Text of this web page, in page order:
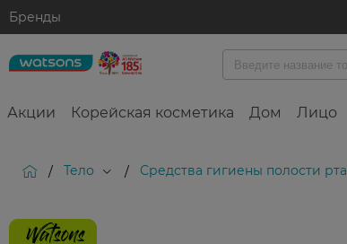
Бренды
Акции Корейская косметика Дом Лицо
/ Тело / Средства гигиены полости рта